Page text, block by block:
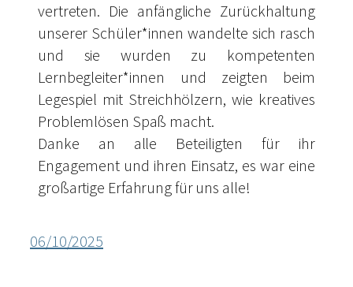
vertreten. Die anfängliche Zurückhaltung
unserer Schüler*innen wandelte sich rasch
und sie wurden zu kompetenten
Lernbegleiter*innen und zeigten beim
Legespiel mit Streichhölzern, wie kreatives
Problemlösen Spaß macht.
Danke an alle Beteiligten für ihr
Engagement und ihren Einsatz, es war eine
großartige Erfahrung für uns alle!
06/10/2025